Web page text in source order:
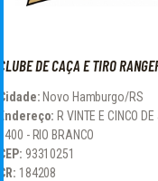
CLUBE DE CAÇA E TIRO
Cidade: Novo Hamburgo/RS
Endereço: R VINTE E CINCO DE
1400 - RIO BRANCO
CEP: 93310251
CR: 184208